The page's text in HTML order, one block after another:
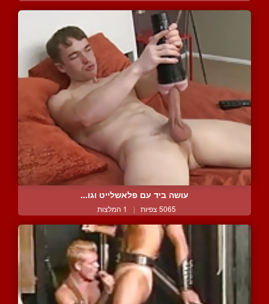
עושה ביד עם פלאשלייט וגו...
5065 צפיות | 1 המלצות